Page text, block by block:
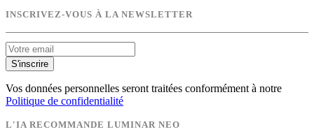
INSCRIVEZ-VOUS À LA NEWSLETTER
S'inscrire
Vos données personnelles seront traitées conformément à notre
Politique de confidentialité
L'IA RECOMMANDE LUMINAR NEO